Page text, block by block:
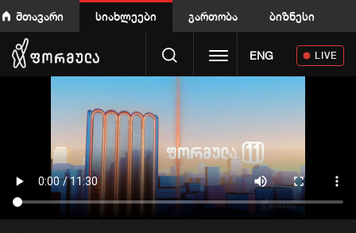
მთავარი სიახლეები გართობა ბიზნესი
Toggle navigation
ENG LIVE